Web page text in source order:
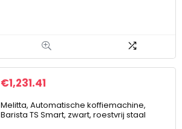
€1,231.41
Melitta, Automatische koffiemachine,
Barista TS Smart, zwart, roestvrij staal